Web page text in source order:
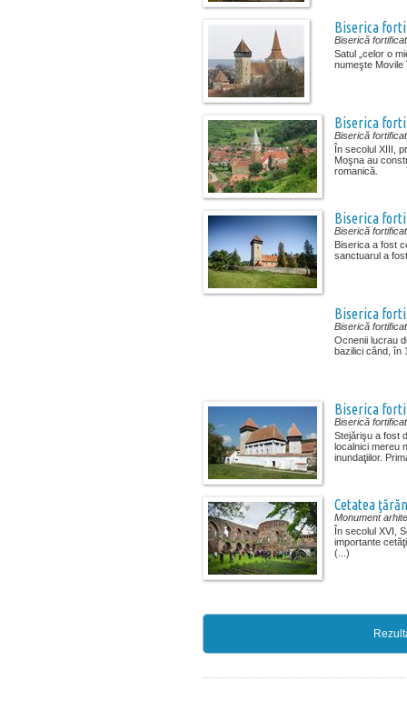
Biserica
Biserică
Satul „celor o
numeşte
Biserica
Biserică
În secolul XIII,
Moşna au
romanică.
Biserica
Biserică
Biserica a fost
sanctuarul a
Biserica
Biserică
Ocnenii lucrau
bazilici când, în
Biserica
Biserică
Stejărişu a fost
localnici mereu
inundaţiilor.
Cetatea
Monument
În secolul XVI,
importante
(...)